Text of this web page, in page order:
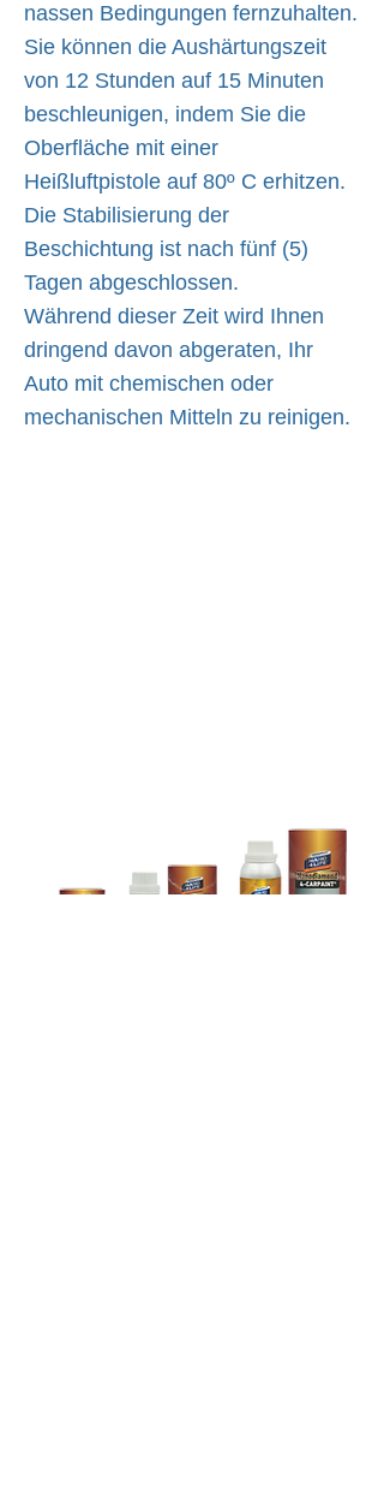
nassen Bedingungen fernzuhalten.
Sie können die Aushärtungszeit
von 12 Stunden auf 15 Minuten
beschleunigen, indem Sie die
Oberfläche mit einer
Heißluftpistole auf 80º C erhitzen.
Die Stabilisierung der
Beschichtung ist nach fünf (5)
Tagen abgeschlossen.
Während dieser Zeit wird Ihnen
dringend davon abgeraten, Ihr
Auto mit chemischen oder
mechanischen Mitteln zu reinigen.